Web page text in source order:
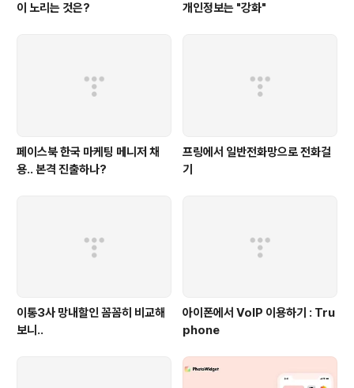
이 노리는 것은?
개인정보는 "강화"
페이스북 한국 마케팅 메니저 채
용.. 본격 진출하나?
프링에서 일반전화망으로 전화걸
기
이통3사 망내할인 꼼꼼히 비교해
보니..
아이폰에서 VoIP 이용하기 : Tru
phone